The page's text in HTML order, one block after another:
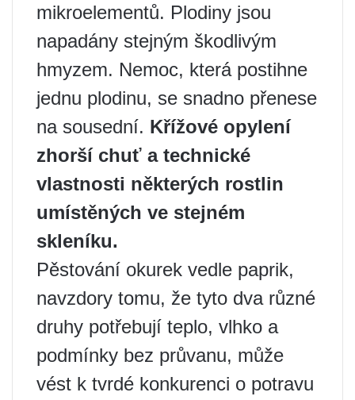
mikroelementů. Plodiny jsou
napadány stejným škodlivým
hmyzem. Nemoc, která postihne
jednu plodinu, se snadno přenese
na sousední. Křížové opylení
zhorší chuť a technické
vlastnosti některých rostlin
umístěných ve stejném
skleníku.
Pěstování okurek vedle paprik,
navzdory tomu, že tyto dva různé
druhy potřebují teplo, vlhko a
podmínky bez průvanu, může
vést k tvrdé konkurenci o potravu